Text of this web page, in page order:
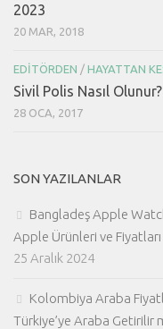
2023
20 MAR, 2018
EDITÖRDEN / HAYATTAN
Sivil Polis Nasıl
28 OCA, 2017
SON YAZILANLAR
Bangladeş Apple
Apple Ürünleri ve Fiyatları
25 Aralık 2024
Kolombiya Araba
Türkiye’ye Araba Getirilir